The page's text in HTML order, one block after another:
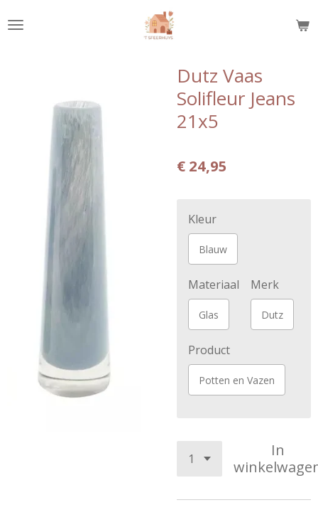
direct
Dutz Vaas
Solifleur Jeans
21x5
€ 24,95
Kleur
Blauw
Materiaal
Glas
Merk
Dutz
Product
Potten en Vazen
In